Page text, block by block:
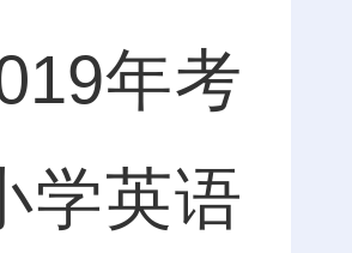
年考
学英语